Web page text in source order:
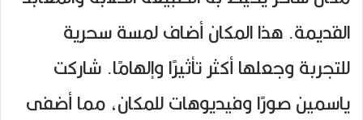
القديمة. هذا المكان أضاف لمسة سحرية
للتجربة وجعلها أكثر تأثيرًا وإلهامًا. شاركت
ياسمين صورًا وفيديوهات للمكان، مما أضفى